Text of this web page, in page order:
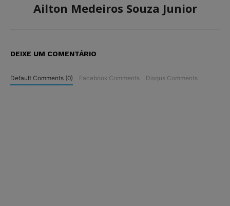
Ailton Medeiros Souza Junior
DEIXE UM COMENTÁRIO
Default Comments (0) Facebook Comments Disqus Comments